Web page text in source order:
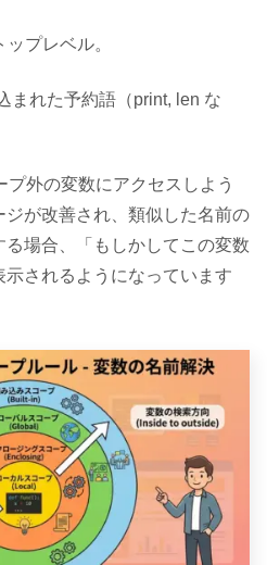
プレベル。
まれた予約語（print, len な
外の変数にアクセスしよう
が改善され、類似した名前の
場合、「もしかしてこの変数
されるようになっています